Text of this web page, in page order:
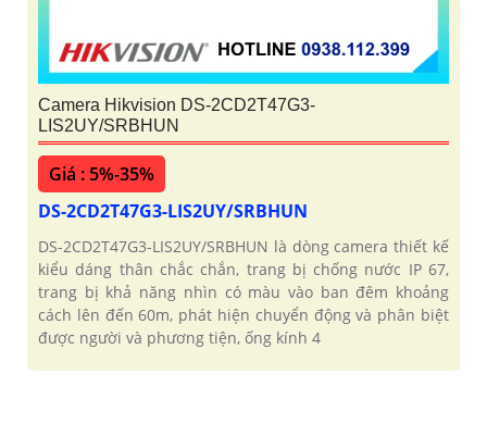
Camera Hikvision DS-2CD2T47G3-
LIS2UY/SRBHUN
Giá : 5%-35%
DS-2CD2T47G3-LIS2UY/SRBHUN
DS-2CD2T47G3-LIS2UY/SRBHUN là dòng camera thiết kế
kiểu dáng thân chắc chắn, trang bị chống nước IP 67,
trang bị khả năng nhìn có màu vào ban đêm khoảng
cách lên đến 60m, phát hiện chuyển động và phân biệt
được người và phương tiện, ống kính 4